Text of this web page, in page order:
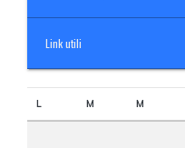
Link utili
L M M